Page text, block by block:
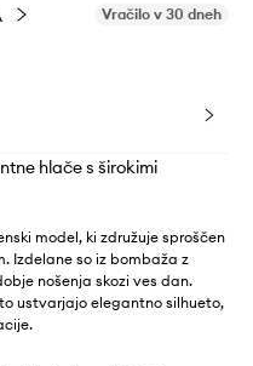
Vračilo v 30 dneh
hlače s širokimi
model, ki združuje sproščen
Izdelane so iz bombaža z
nošenja skozi ves dan.
ustvarjajo elegantno silhueto,